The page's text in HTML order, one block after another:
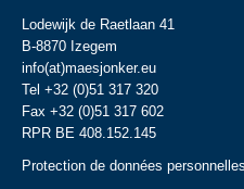
Lodewijk de Raetlaan 41
B-8870 Izegem
info(at)maesjonker.eu
Tel +32 (0)51 317 320
Fax +32 (0)51 317 602
RPR BE 408.152.145
Protection de données